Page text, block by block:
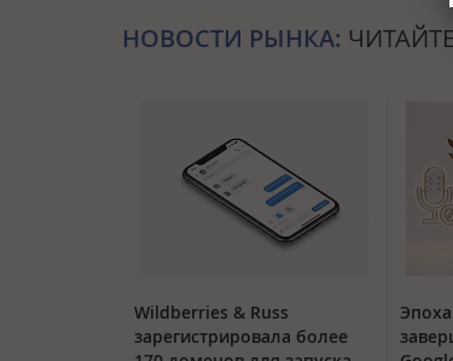
НОВОСТИ РЫНКА:
Wildberries & Russ
зарегистрировала более